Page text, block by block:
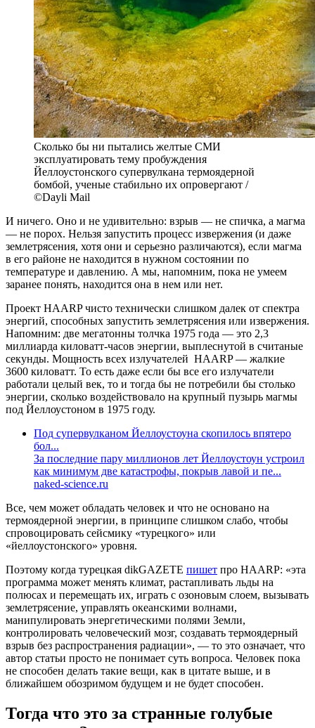
Сколько бы ни пытались желтые СМИ
эксплуатировать тему пробуждения
Йеллоустонского супервулкана термоядерной
бомбой, ученые стабильно их опровергают /
©Dayli Mail
И ничего. Оно и не удивительно: взрыв — не спичка, а магма
— не порох. Нельзя запустить процесс извержения (и даже
землетрясения, хотя они и серьезно различаются), если магма
в его районе не находится в нужном состоянии по
температуре и давлению. А мы, напомним, пока не умеем
заранее понять, находится она в нем или нет.
Проект HAARP чисто технически слишком далек от спектра
энергий, способных запустить землетрясения или извержения.
Напомним: две мегатонны толчка 1975 года — это 2,3
миллиарда киловатт-часов энергии, выплеснутой в считаные
секунды. Мощность всех излучателей HAARP — жалкие
3600 киловатт. То есть даже если бы все его излучатели
работали целый век, то и тогда бы не потребили бы столько
энергии, сколько воздействовало на крупный пузырь магмы
под Йеллоустоном в 1975 году.
Под супервулканом Йеллоустоуна скопилось впятеро
бол...
За последние пару миллионов лет Йеллоустоун устроил
как минимум две катастрофы, покрыв лавой и пе...
naked-science.ru
Все, чем может обладать человек и что не основано на
термоядерной энергии, в принципе слишком слабо, чтобы
спровоцировать сейсмику «турецкого» или
«йеллоустонского» уровня.
Поэтому когда турецкая dikGAZETE пишет про HAARP: «эта
программа может менять климат, растапливать льды на
полюсах и перемещать их, играть с озоновым слоем, вызывать
землетрясение, управлять океанскими волнами,
манипулировать энергетическими полями Земли,
контролировать человеческий мозг, создавать термоядерный
взрыв без распространения радиации», — то это означает, что
автор статьи просто не понимает суть вопроса. Человек пока
не способен делать такие вещи, как в цитате выше, и в
ближайшем обозримом будущем и не будет способен.
Тогда что это за странные голубые